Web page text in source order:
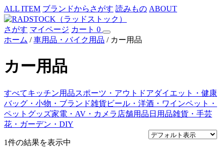
ALL ITEM ブランドからさがす 読みもの ABOUT
さがす マイページ カート 0
ホーム /車用品・バイク用品 / カー用品
カー用品
すべてキッチン用品スポーツ・アウトドアダイエット・健康
バッグ・小物・ブランド雑貨ビール・洋酒・ワインペット・
ペットグッズ家電・AV・カメラ 店舗用品 日用品雑貨・手芸
花・ガーデン・DIY
1件の結果を表示中